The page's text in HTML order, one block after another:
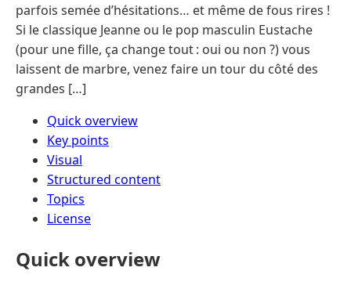
parfois semée d’hésitations… et même de fous rires !
Si le classique Jeanne ou le pop masculin Eustache
(pour une fille, ça change tout : oui ou non ?) vous
laissent de marbre, venez faire un tour du côté des
grandes […]
Quick overview
Key points
Visual
Structured content
Topics
License
Quick overview